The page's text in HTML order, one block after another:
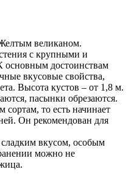
великаном.
с крупными и
основным достоинствам
вкусовые свойства,
Высота кустов – от 1,8 м.
пасынки обрезаются.
сортам, то есть начинает
Он рекомендован для
вкусом, особым
можно не